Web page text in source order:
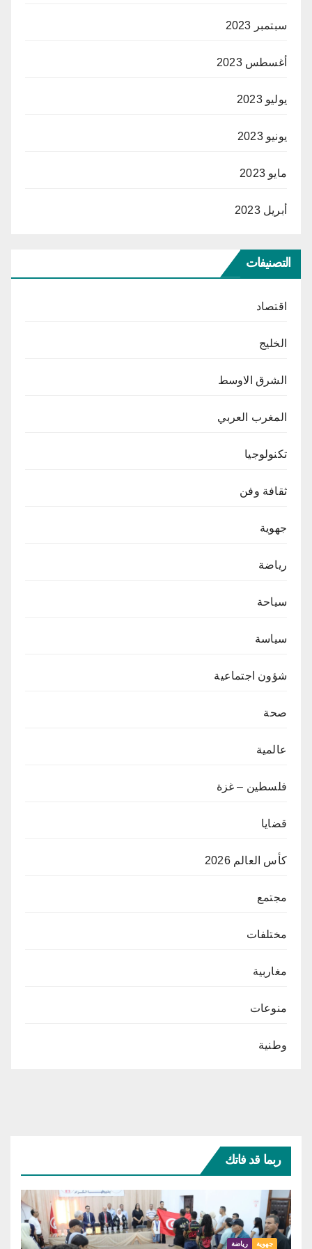
سبتمبر 2023
أغسطس 2023
يوليو 2023
يونيو 2023
مايو 2023
أبريل 2023
التصنيفات
اقتصاد
الخليج
الشرق الاوسط
المغرب العربي
تكنولوجيا
ثقافة وفن
جهوية
رياضة
سياحة
سياسة
شؤون اجتماعية
صحة
عالمية
فلسطين – غزة
قضايا
كأس العالم 2026
مجتمع
مختلفات
مغاربية
منوعات
وطنية
ربما قد فاتك
جهوية رياضة